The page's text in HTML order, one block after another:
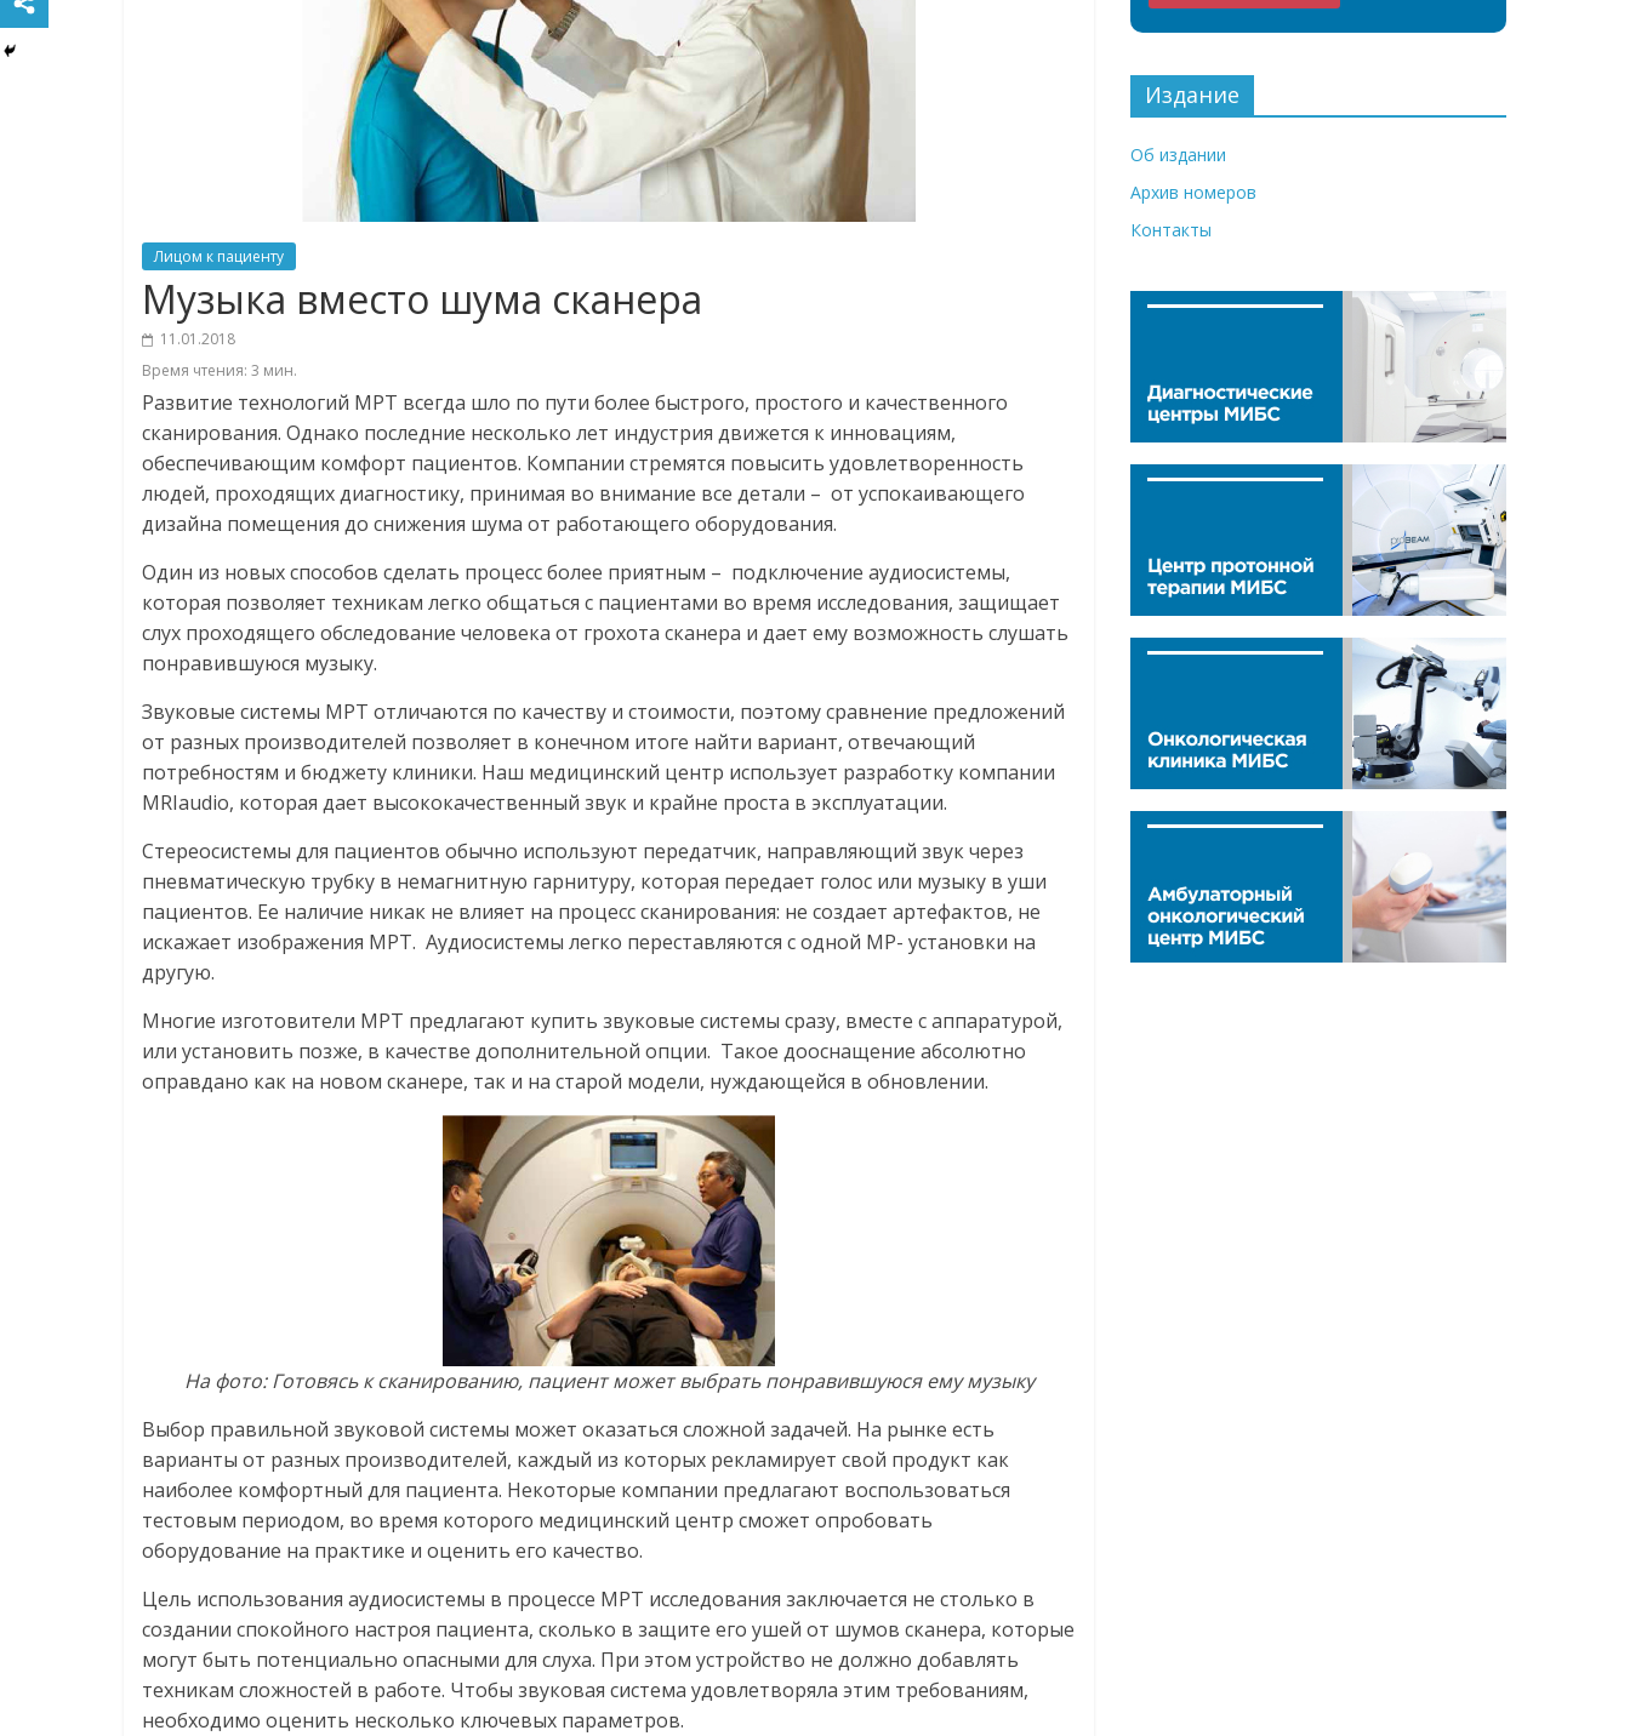
Лицом к пациенту
Музыка вместо шума сканера
11.01.2018
Время чтения: 3 мин.
Развитие технологий МРТ всегда шло по пути более быстрого, простого и качественного
сканирования. Однако последние несколько лет индустрия движется к инновациям,
обеспечивающим комфорт пациентов. Компании стремятся повысить удовлетворенность
людей, проходящих диагностику, принимая во внимание все детали – от успокаивающего
дизайна помещения до снижения шума от работающего оборудования.
Один из новых способов сделать процесс более приятным – подключение аудиосистемы,
которая позволяет техникам легко общаться с пациентами во время исследования, защищает
слух проходящего обследование человека от грохота сканера и дает ему возможность слушать
понравившуюся музыку.
Звуковые системы МРТ отличаются по качеству и стоимости, поэтому сравнение предложений
от разных производителей позволяет в конечном итоге найти вариант, отвечающий
потребностям и бюджету клиники. Наш медицинский центр использует разработку компании
MRIaudio, которая дает высококачественный звук и крайне проста в эксплуатации.
Стереосистемы для пациентов обычно используют передатчик, направляющий звук через
пневматическую трубку в немагнитную гарнитуру, которая передает голос или музыку в уши
пациентов. Ее наличие никак не влияет на процесс сканирования: не создает артефактов, не
искажает изображения МРТ. Аудиосистемы легко переставляются с одной МР- установки на
другую.
Многие изготовители МРТ предлагают купить звуковые системы сразу, вместе с аппаратурой,
или установить позже, в качестве дополнительной опции. Такое дооснащение абсолютно
оправдано как на новом сканере, так и на старой модели, нуждающейся в обновлении.
На фото: Готовясь к сканированию, пациент может выбрать понравившуюся ему музыку
Выбор правильной звуковой системы может оказаться сложной задачей. На рынке есть
варианты от разных производителей, каждый из которых рекламирует свой продукт как
наиболее комфортный для пациента. Некоторые компании предлагают воспользоваться
тестовым периодом, во время которого медицинский центр сможет опробовать
оборудование на практике и оценить его качество.
Цель использования аудиосистемы в процессе МРТ исследования заключается не столько в
создании спокойного настроя пациента, сколько в защите его ушей от шумов сканера, которые
могут быть потенциально опасными для слуха. При этом устройство не должно добавлять
техникам сложностей в работе. Чтобы звуковая система удовлетворяла этим требованиям,
необходимо оценить несколько ключевых параметров.
Издание
Об издании
Архив номеров
Контакты